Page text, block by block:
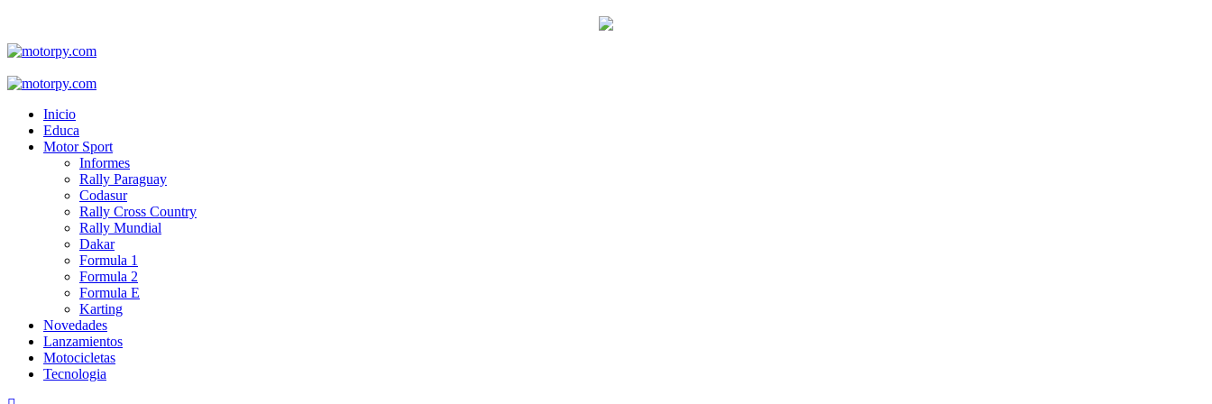
content
Primary
Inicio
Educa
Motor Sport
Informes
Rally Paraguay
Codasur
Rally Cross Country
Rally Mundial
Dakar
Formula 1
Formula 2
Formula E
Karting
Novedades
Lanzamientos
Motocicletas
Tecnologia